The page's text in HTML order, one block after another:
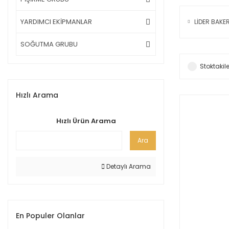
YARDIMCI EKİPMANLAR
SOĞUTMA GRUBU
Hızlı Arama
Hızlı Ürün Arama
Ara
Detaylı Arama
En Populer Olanlar
LİDER